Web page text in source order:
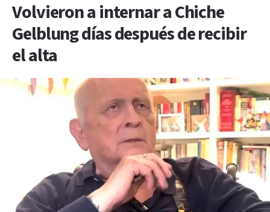
Volvieron a internar a Chiche
Gelblung días después de recibir
el alta